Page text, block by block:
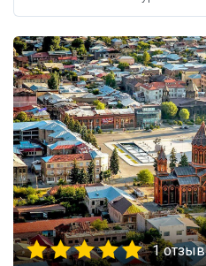
1 отзыв